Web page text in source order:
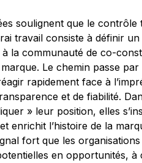
soulignent que le
travail consiste à définir
la communauté de co-
Le chemin passe
rapidement face à
et de fiabilité.
» leur position, elles
enrichit l’histoire de la
fort que les
en opportunités,